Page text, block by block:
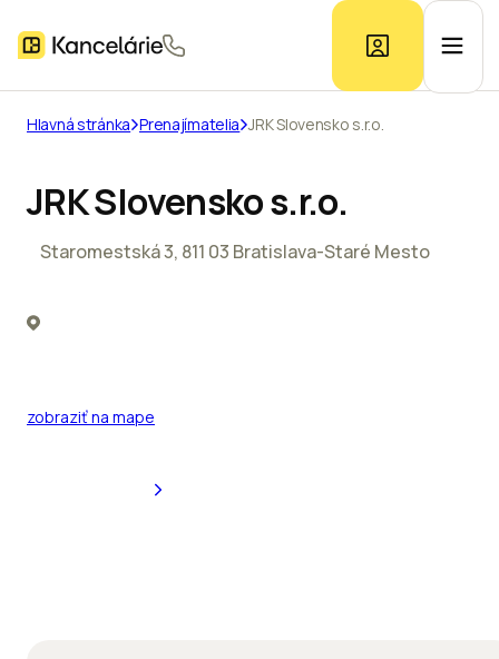
Hlavná stránka Prenajímatelia JRK Slovensko s.r.o.
JRK Slovensko s.r.o.
Staromestská 3, 811 03 Bratislava-Staré Mesto
zobraziť na mape